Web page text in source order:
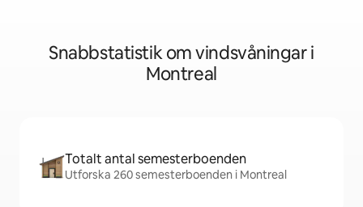
Snabbstatistik om vindsvåningar i
Montreal
Totalt antal semesterboenden
Utforska 260 semesterboenden i Montreal